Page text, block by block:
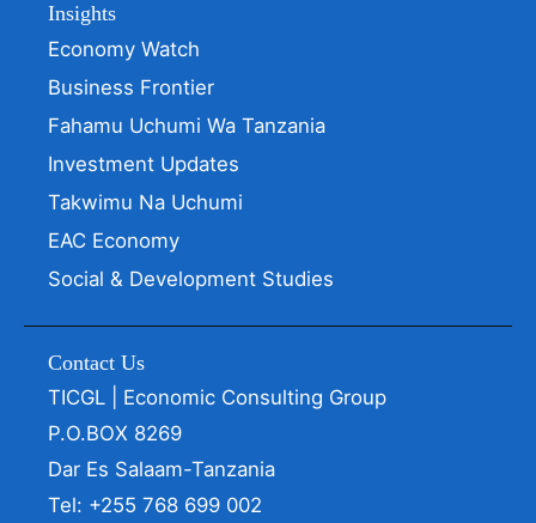
Insights
Economy Watch
Business Frontier
Fahamu Uchumi Wa Tanzania
Investment Updates
Takwimu Na Uchumi
EAC Economy
Social & Development Studies
Contact Us
TICGL | Economic Consulting Group
P.O.BOX 8269
Dar Es Salaam-Tanzania
Tel: +255 768 699 002